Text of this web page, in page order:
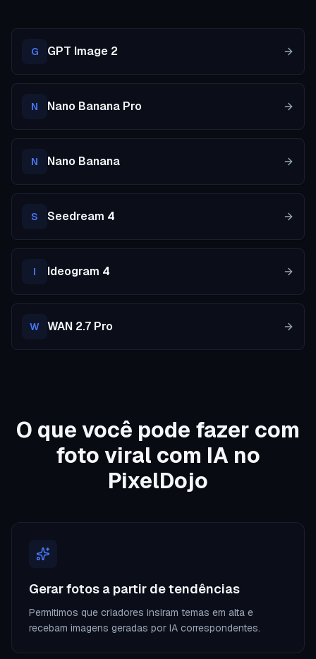
G GPT Image 2
N Nano Banana Pro
N Nano Banana
S Seedream 4
I Ideogram 4
W WAN 2.7 Pro
O que você pode fazer com
foto viral com IA no
PixelDojo
Gerar fotos a partir de tendências
Permitimos que criadores insiram temas em alta e
recebam imagens geradas por IA correspondentes.